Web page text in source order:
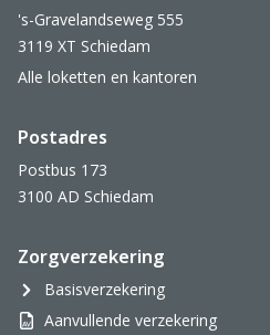
's-Gravelandseweg 555
3119 XT Schiedam
Alle loketten en kantoren
Postadres
Postbus 173
3100 AD Schiedam
Zorgverzekering
Basisverzekering
Aanvullende verzekering